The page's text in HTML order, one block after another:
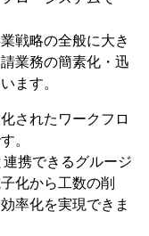
戦略の全般に大き
業務の簡素化・迅
ます。
されたワークフロ
。
携できるグルージ
化から工数の削
率化を実現できま